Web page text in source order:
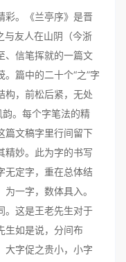
。《兰亭序》是晋
与友人在山阴（今浙
、信笔挥就的一篇文
篇中的二十个“之”字
构，前松后紧，无处
韵。每个字笔法的精
篇文稿字里行间留下
精妙。此为字的书写
无定字，重在总体结
一字，数体具入。
。这是王老先生对于
生如是说，分间布
大字促之贵小，小字